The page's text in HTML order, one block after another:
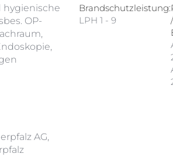
OP-
AG,
Brandschutzleistung:
LPH 1 - 9
/